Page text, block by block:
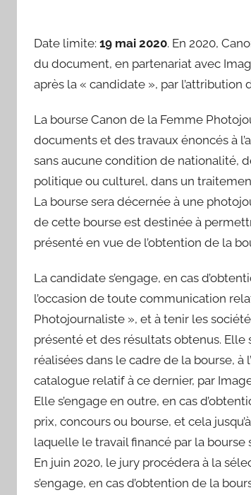
Date limite: 19 mai 2020. En 2020,
du document, en partenariat avec
après la « candidate », par l’attribution
La bourse Canon de la Femme
documents et des travaux énoncés à
sans aucune condition de nationalité,
politique ou culturel, dans un
La bourse sera décernée à une
de cette bourse est destinée à
présenté en vue de l’obtention de la
La candidate s’engage, en cas
l’occasion de toute communication
Photojournaliste », et à tenir les
présenté et des résultats obtenus.
réalisées dans le cadre de la bourse, à
catalogue relatif à ce dernier, par
Elle s’engage en outre, en cas
prix, concours ou bourse, et cela
laquelle le travail financé par la bourse
En juin 2020, le jury procédera à la
s’engage, en cas d’obtention de la